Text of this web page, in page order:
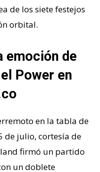
de los siete festejos
orbital.
emoción de
Power en
en la tabla de
de julio, cortesía de
firmó un partido
un doblete